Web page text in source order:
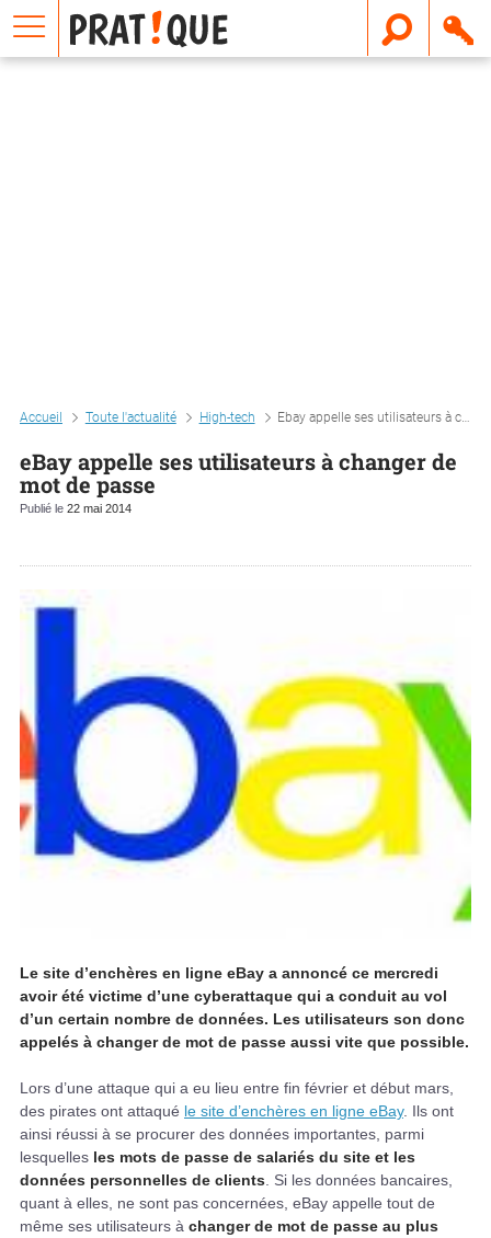
Accueil Toute l'actualité High-tech Ebay appelle ses utilisateurs à changer de mot de passe
eBay appelle ses utilisateurs à changer de
mot de passe
Publié le 22 mai 2014
Le site d’enchères en ligne eBay a annoncé ce mercredi
avoir été victime d’une cyberattaque qui a conduit au vol
d’un certain nombre de données. Les utilisateurs son donc
appelés à changer de mot de passe aussi vite que possible.
Lors d’une attaque qui a eu lieu entre fin février et début mars,
des pirates ont attaqué le site d’enchères en ligne eBay. Ils ont
ainsi réussi à se procurer des données importantes, parmi
lesquelles les mots de passe de salariés du site et les
données personnelles de clients . Si les données bancaires,
quant à elles, ne sont pas concernées, eBay appelle tout de
même ses utilisateurs à changer de mot de passe au plus
E
m
a